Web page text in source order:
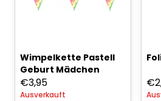
Wimpelkette Pastell
Geburt Mädchen
€3,95
Ausverkauft
€